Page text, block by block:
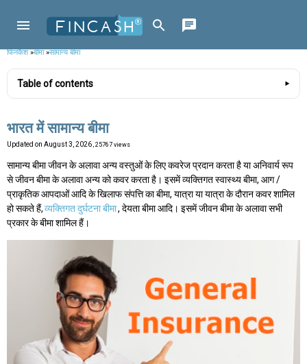
फिनकैश»बीमा»सामान्य बीमा
Table of contents
भारत में सामान्य बीमा
Updated on August 3, 2026 , 25767 views
सामान्य बीमा जीवन के अलावा अन्य वस्तुओं के लिए कवरेज प्रदान करता है या अनिवार्य रूप
से जीवन बीमा के अलावा अन्य को कवर करता है। इसमें व्यक्तिगत स्वास्थ्य बीमा, आग /
प्राकृतिक आपदाओं आदि के खिलाफ संपत्ति का बीमा, यात्रा या यात्रा के दौरान कवर शामिल
हो सकते हैं,व्यक्तिगत दुर्घटना बीमा, देयता बीमा आदि। इसमें जीवन बीमा के अलावा सभी
प्रकार के बीमा शामिल हैं।